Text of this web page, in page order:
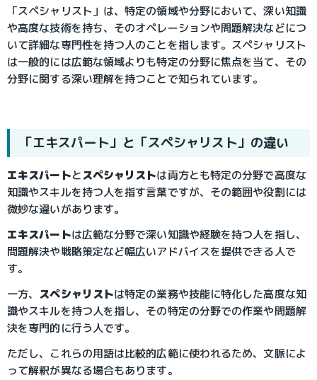
「スペシャリスト」は、特定の領域や分野において、深い知識
や高度な技術を持ち、そのオペレーションや問題解決などにつ
いて詳細な専門性を持つ人のことを指します。スペシャリスト
は一般的には広範な領域よりも特定の分野に焦点を当て、その
分野に関する深い理解を持つことで知られています。
「エキスパート」と「スペシャリスト」の違い
エキスパートとスペシャリストは両方とも特定の分野で高度な
知識やスキルを持つ人を指す言葉ですが、その範囲や役割には
微妙な違いがあります。
エキスパートは広範な分野で深い知識や経験を持つ人を指し、
問題解決や戦略策定など幅広いアドバイスを提供できる人で
す。
一方、 スペシャリストは特定の業務や技能に特化した高度な知
識やスキルを持つ人を指し、その特定の分野での作業や問題解
決を専門的に行う人です。
ただし、これらの用語は比較的広範に使われるため、文脈によ
って解釈が異なる場合もあります。